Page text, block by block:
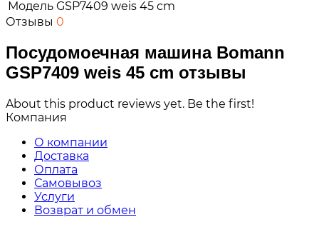
Модель GSP7409 weis 45 cm
Отзывы 0
Посудомоечная машина Bomann
GSP7409 weis 45 cm отзывы
About this product reviews yet. Be the first!
Компания
О компании
Доставка
Оплата
Самовывоз
Услуги
Возврат и обмен